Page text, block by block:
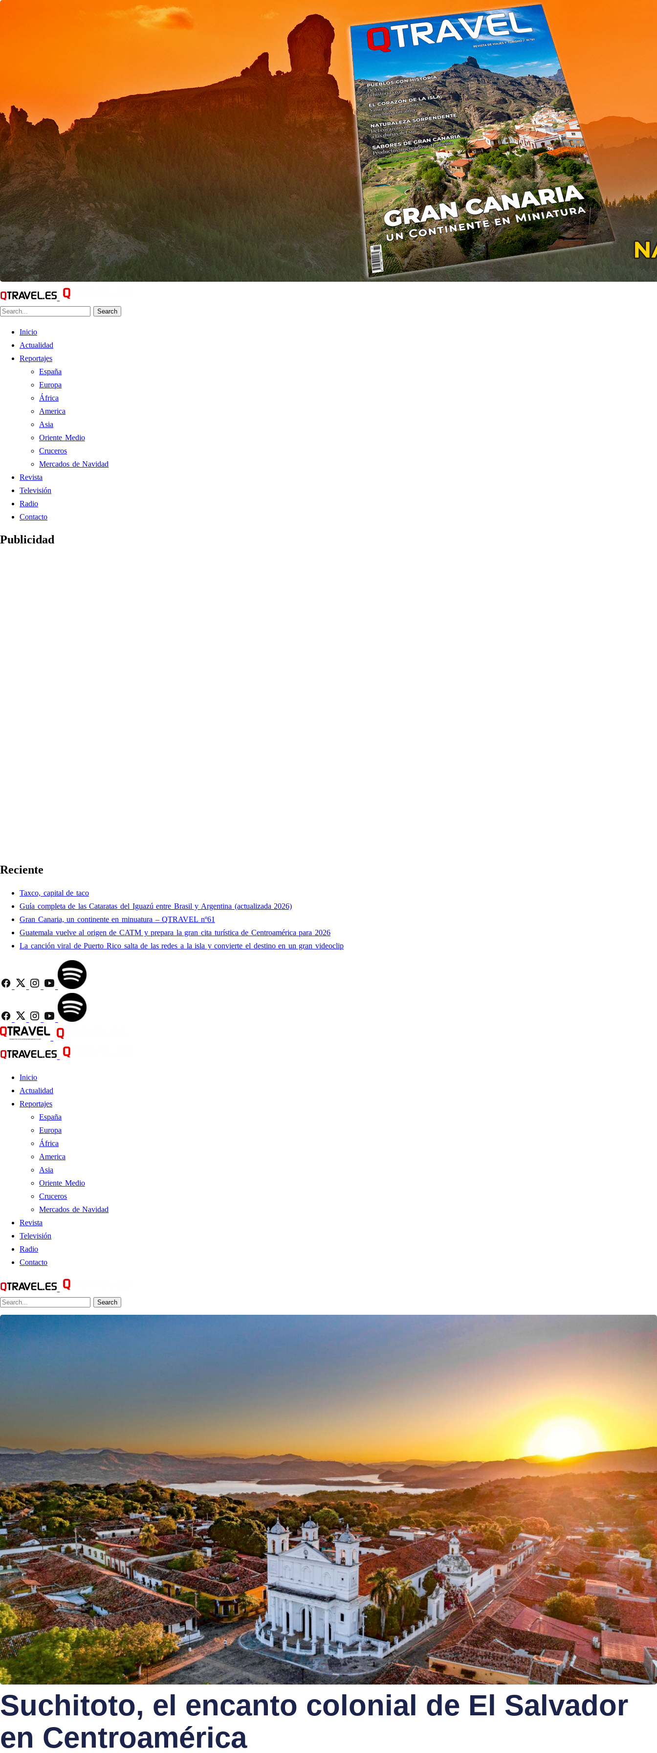
Search
Inicio
Actualidad
Reportajes
España
Europa
África
America
Asia
Oriente Medio
Cruceros
Mercados de Navidad
Revista
Televisión
Radio
Contacto
Publicidad
Reciente
Taxco, capital de taco
Guía completa de las Cataratas del Iguazú entre Brasil y Argentina (actualizada 2026)
Gran Canaria, un continente en minuatura – QTRAVEL nº61
Guatemala vuelve al origen de CATM y prepara la gran cita turística de Centroamérica para 2026
La canción viral de Puerto Rico salta de las redes a la isla y convierte el destino en un gran videoclip
Inicio
Actualidad
Reportajes
España
Europa
África
America
Asia
Oriente Medio
Cruceros
Mercados de Navidad
Revista
Televisión
Radio
Contacto
Search
Suchitoto, el encanto colonial de El Salvador
en Centroamérica